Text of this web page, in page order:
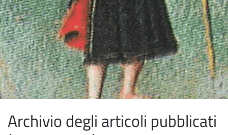
Archivio degli articoli pubblicati